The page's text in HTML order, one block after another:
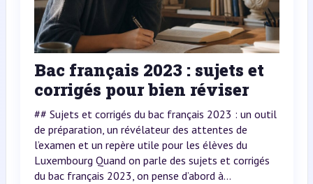
Bac français 2023 : sujets et
corrigés pour bien réviser
## Sujets et corrigés du bac français 2023 : un outil
de préparation, un révélateur des attentes de
l’examen et un repère utile pour les élèves du
Luxembourg Quand on parle des sujets et corrigés
du bac français 2023, on pense d’abord à...